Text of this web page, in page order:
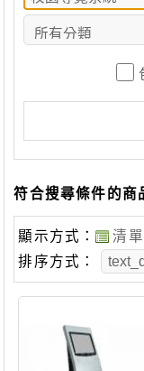
符合搜尋條件的商
顯示方式： 清單
排序方式：